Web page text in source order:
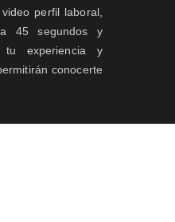
perfil laboral,
45 segundos y
experiencia y
conocerte